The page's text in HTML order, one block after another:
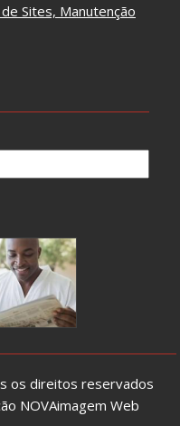
Sites, Manutenção
os direitos reservados
NOVAimagem Web